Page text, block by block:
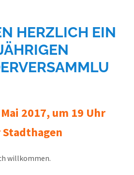
HERZLICH EIN
2017, um 19 Uhr
willkommen.